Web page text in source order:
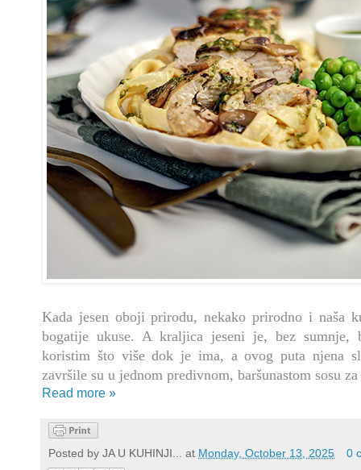
Kada jesen oboji prirodu, nekako prirodno i naša
bogatije ukuse. A kraljica jeseni je, bez sumnje,
koristim što više dok je ima, a ovog puta njena
završile su u jednom predivnom, baršunastom sosu za
Read more »
Posted by JA U KUHINJI... at Monday, October 13, 2025 0